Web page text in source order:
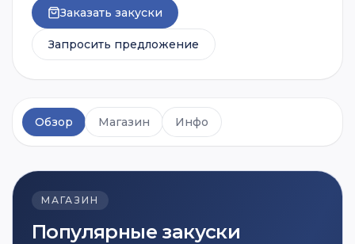
Заказать закуски
Запросить предложение
Обзор Магазин Инфо
МАГАЗИН
Популярные закуски